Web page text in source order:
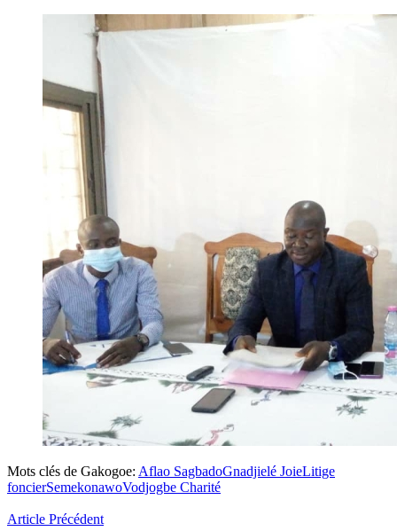
Mots clés de Gakogoe: Aflao SagbadoGnadjielé JoieLitige
foncierSemekonawoVodjogbe Charité
Article Précédent